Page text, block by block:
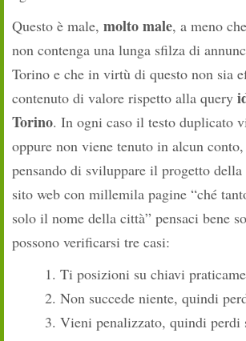
Questo è male, molto male, a meno
non contenga una lunga sfilza di
Torino e che in virtù di questo non sia
contenuto di valore rispetto alla query
Torino. In ogni caso il testo duplicato
oppure non viene tenuto in alcun
pensando di sviluppare il progetto
sito web con millemila pagine “ché
solo il nome della città” pensaci bene
possono verificarsi tre casi:
Ti posizioni su chiavi
Non succede niente, quindi
Vieni penalizzato, quindi perdi